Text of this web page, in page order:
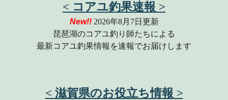
< コアユ釣果速報 >
New!! 2026年8月7日 更新
琵琶湖のコアユ釣り師たちによる
最新コアユ釣果情報を速報でお届けします
< 滋賀県のお役立ち情報 >